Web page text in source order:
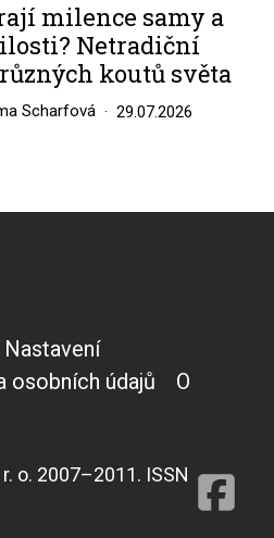
milence samy a
Netradiční
koutů světa
Scharfová 29.07.2026
Nastavení
osobních údajů
O
o. 2007–2011. ISSN